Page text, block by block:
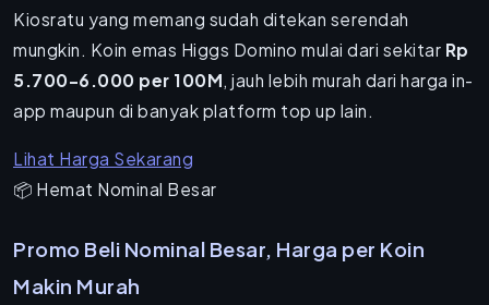
Kiosratu yang memang sudah ditekan serendah
mungkin. Koin emas Higgs Domino mulai dari sekitar Rp
5.700–6.000 per 100M, jauh lebih murah dari harga in-
app maupun di banyak platform top up lain.
Lihat Harga Sekarang
📦 Hemat Nominal Besar
Promo Beli Nominal Besar, Harga per Koin
Makin Murah